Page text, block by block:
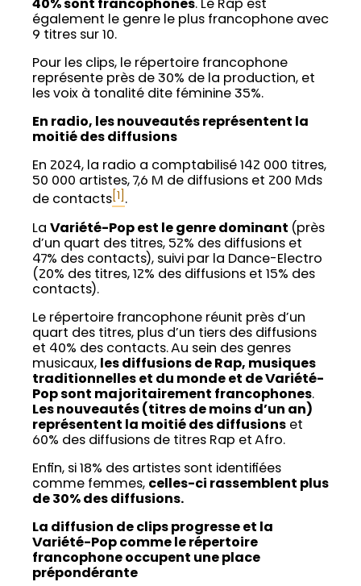
40% sont francophones. Le Rap est
également le genre le plus francophone avec
9 titres sur 10.
Pour les clips, le répertoire francophone
représente près de 30% de la production, et
les voix à tonalité dite féminine 35%.
En radio, les nouveautés représentent la
moitié des diffusions
En 2024, la radio a comptabilisé 142 000 titres,
50 000 artistes, 7,6 M de diffusions et 200 Mds
de contacts [1] .
La Variété-Pop est le genre dominant (près
d’un quart des titres, 52% des diffusions et
47% des contacts), suivi par la Dance-Electro
(20% des titres, 12% des diffusions et 15% des
contacts).
Le répertoire francophone réunit près d’un
quart des titres, plus d’un tiers des diffusions
et 40% des contacts. Au sein des genres
musicaux,
les diffusions de Rap, musiques
traditionnelles et du monde et de Variété-
Pop sont majoritairement francophones.
Les nouveautés (titres de moins d’un an)
représentent la moitié des diffusions et
60% des diffusions de titres Rap et Afro.
Enfin, si 18% des artistes sont identifiées
comme femmes, celles-ci rassemblent plus
de 30% des diffusions.
La diffusion de clips progresse et la
Variété-Pop comme le répertoire
francophone occupent une place
prépondérante